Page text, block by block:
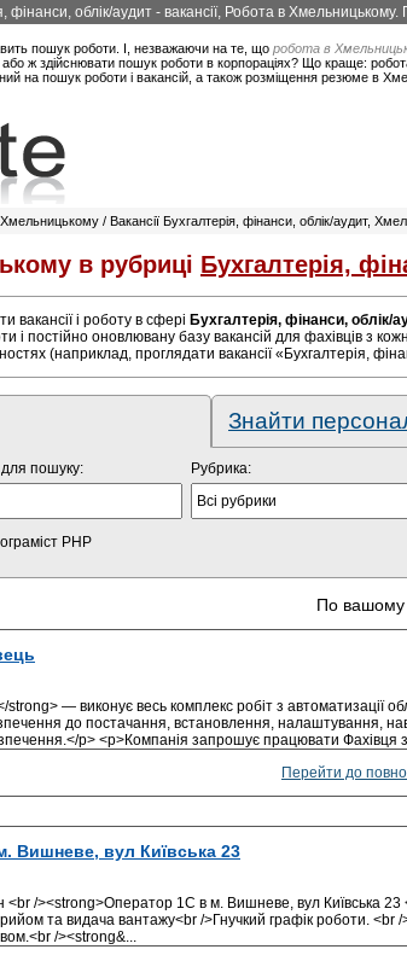
облік/аудит - вакансії, Робота в
пошук роботи. І, незважаючи на те, що робота в
ж здійснювати пошук роботи в корпораціях? Що краще:
на пошук роботи і вакансій, а також розміщення резюме в
Хмельницькому / Вакансії Бухгалтерія, фінанси, облік/аудит,
в рубриці Бухгалтерія,
вакансії і роботу в сфері Бухгалтерія, фінанси, облік/
і постійно оновлювану базу вакансій для фахівців з
(наприклад, проглядати вакансії «Бухгалтерія,
Знайти
для пошуку:
PHP
Рубрика:
По вашому
— виконує весь комплекс робіт з автоматизації
до постачання, встановлення, налаштування,
p> <p>Компанія запрошує працювати Фахівця
Перейти до
Вишневе, вул Київська 23
<br /><strong>Оператор 1С в м. Вишневе, вул Київська
та видача вантажу<br />Гнучкий графік роботи.
/><strong&...